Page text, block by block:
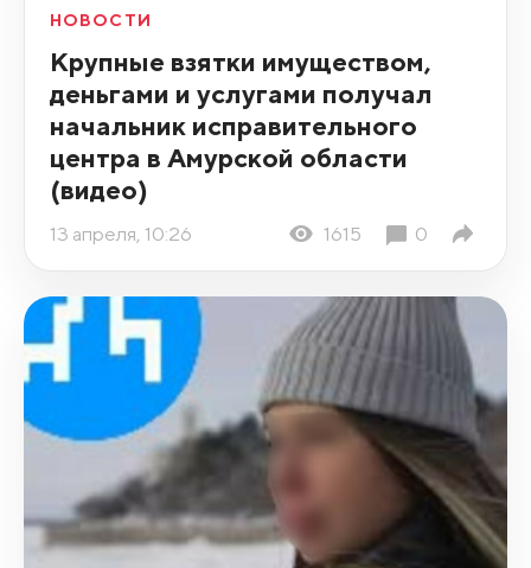
НОВОСТИ
Крупные взятки имуществом,
деньгами и услугами получал
начальник исправительного
центра в Амурской области
(видео)
13 апреля, 10:26 1615 0